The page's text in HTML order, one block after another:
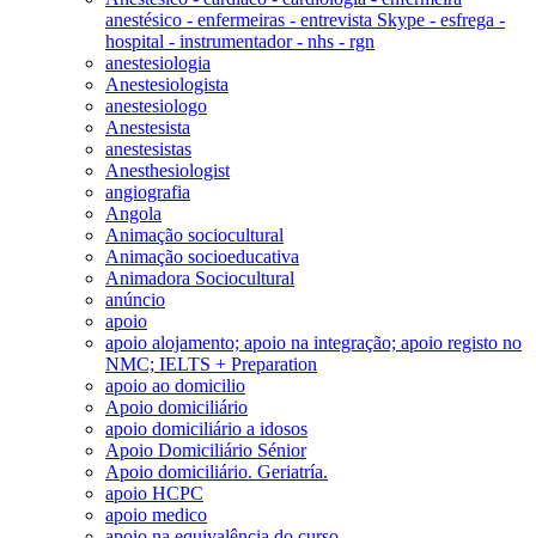
anestésico - enfermeiras - entrevista Skype - esfrega -
hospital - instrumentador - nhs - rgn
anestesiologia
Anestesiologista
anestesiologo
Anestesista
anestesistas
Anesthesiologist
angiografia
Angola
Animação sociocultural
Animação socioeducativa
Animadora Sociocultural
anúncio
apoio
apoio alojamento; apoio na integração; apoio registo no
NMC; IELTS + Preparation
apoio ao domicilio
Apoio domiciliário
apoio domiciliário a idosos
Apoio Domiciliário Sénior
Apoio domiciliário. Geriatría.
apoio HCPC
apoio medico